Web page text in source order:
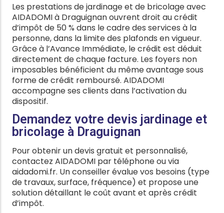
Les prestations de jardinage et de bricolage avec
AIDADOMI à Draguignan ouvrent droit au crédit
d’impôt de 50 % dans le cadre des services à la
personne, dans la limite des plafonds en vigueur.
Grâce à l’Avance Immédiate, le crédit est déduit
directement de chaque facture. Les foyers non
imposables bénéficient du même avantage sous
forme de crédit remboursé. AIDADOMI
accompagne ses clients dans l’activation du
dispositif.
Demandez votre devis jardinage et
bricolage à Draguignan
Pour obtenir un devis gratuit et personnalisé,
contactez AIDADOMI par téléphone ou via
aidadomi.fr. Un conseiller évalue vos besoins (type
de travaux, surface, fréquence) et propose une
solution détaillant le coût avant et après crédit
d’impôt.